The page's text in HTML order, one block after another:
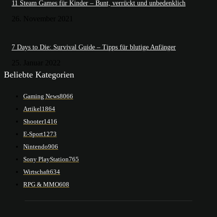
11 Steam Games für Kinder – Bunt, verrückt und unbedenklich
7 Days to Die: Survival Guide – Tipps für blutige Anfänger
Beliebte Kategorien
Gaming News8066
Artikel1864
Shooter1416
E-Sport1273
Nintendo906
Sony PlayStation765
Wirtschaft634
RPG & MMO608